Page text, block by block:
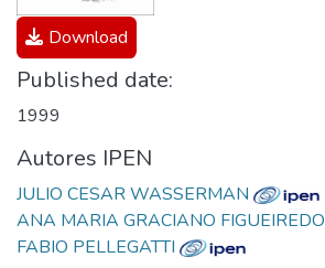
Download
Published date:
1999
Autores IPEN
JULIO CESAR WASSERMAN
ANA MARIA GRACIANO FIGUEIREDO
FABIO PELLEGATTI